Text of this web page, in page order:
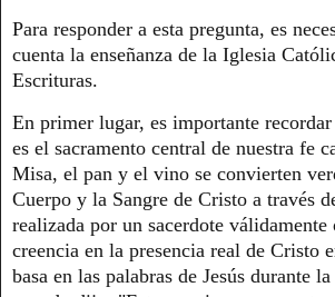
Para responder a esta pregunta, es
cuenta la enseñanza de la Iglesia
Escrituras.
En primer lugar, es importante
es el sacramento central de nuestra fe
Misa, el pan y el vino se convierten
Cuerpo y la Sangre de Cristo a través
realizada por un sacerdote válidamente
creencia en la presencia real de Cristo
basa en las palabras de Jesús durante